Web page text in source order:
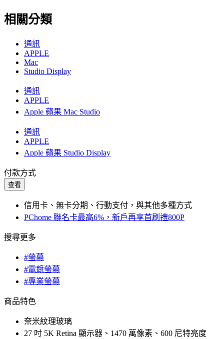
相關分類
通訊
APPLE
Mac
Studio Display
通訊
APPLE
Apple 蘋果 Mac Studio
通訊
APPLE
Apple 蘋果 Studio Display
付款方式
查看
信用卡、無卡分期、行動支付，與其他多種方式
PChome 聯名卡最高6%，新戶再享首刷禮800P
搜尋更多
#螢幕
#電競螢幕
#專業螢幕
商品特色
奈米紋理玻璃
27 吋 5K Retina 顯示器、1470 萬像素、600 尼特亮度